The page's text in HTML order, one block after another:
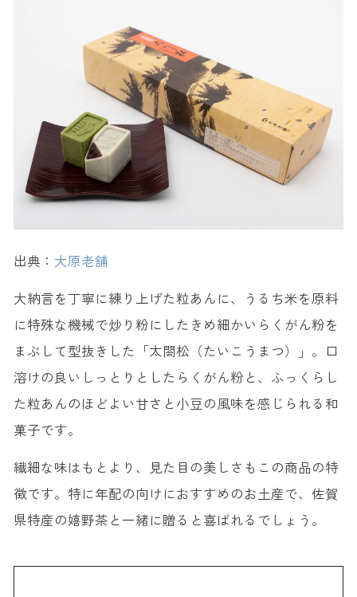
出典： 大原老舗
大納言を丁寧に練り上げた粒あんに、うるち米を原料
に特殊な機械で炒り粉にしたきめ細かいらくがん粉を
まぶして型抜きした「太閤松（たいこうまつ）」。口
溶けの良いしっとりとしたらくがん粉と、ふっくらし
た粒あんのほどよい甘さと小豆の風味を感じられる和
菓子です。
繊細な味はもとより、見た目の美しさもこの商品の特
徴です。特に年配の向けにおすすめのお土産で、佐賀
県特産の嬉野茶と一緒に贈ると喜ばれるでしょう。